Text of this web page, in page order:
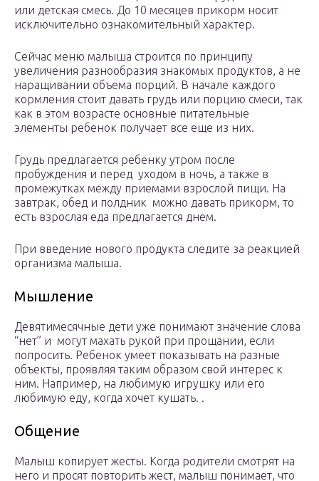
или детская смесь. До 10 месяцев прикорм носит
исключительно ознакомительный характер.
Сейчас меню малыша строится по принципу
увеличения разнообразия знакомых продуктов, а не
наращивании объема порций. В начале каждого
кормления стоит давать грудь или порцию смеси, так
как в этом возрасте основные питательные
элементы ребенок получает все еще из них.
Грудь предлагается ребенку утром после
пробуждения и перед уходом в ночь, а также в
промежутках между приемами взрослой пищи. На
завтрак, обед и полдник можно давать прикорм, то
есть взрослая еда предлагается днем.
При введение нового продукта следите за реакцией
организма малыша.
Мышление
Девятимесячные дети уже понимают значение слова
“нет” и могут махать рукой при прощании, если
попросить. Ребенок умеет показывать на разные
объекты, проявляя таким образом свой интерес к
ним. Например, на любимую игрушку или его
любимую еду, когда хочет кушать. .
Общение
Малыш копирует жесты. Когда родители смотрят на
него и просят повторить жест, малыш понимает, что